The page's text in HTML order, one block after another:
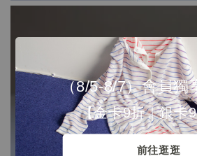
（8/5-8/7）會員獨
【金卡9折｜銀卡
前往逛逛